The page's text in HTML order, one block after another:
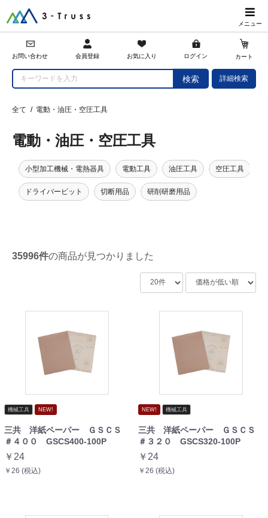
メニュー
お問い合わせ 会員登録 お気に入り ログイン カート
検索 詳細検索
全て / 電動・油圧・空圧工具
電動・油圧・空圧工具
小型加工機械・電熱器具 電動工具 油圧工具 空圧工具
ドライバービット 切断用品 研削研磨用品
35996件の商品が見つかりました
機械工具 NEW!
三共 洋紙ペーパー ＧＳＣＳ
＃４００ GSCS400-100P
￥24
￥26 (税込)
NEW! 機械工具
三共 洋紙ペーパー ＧＳＣＳ
＃３２０ GSCS320-100P
￥24
￥26 (税込)